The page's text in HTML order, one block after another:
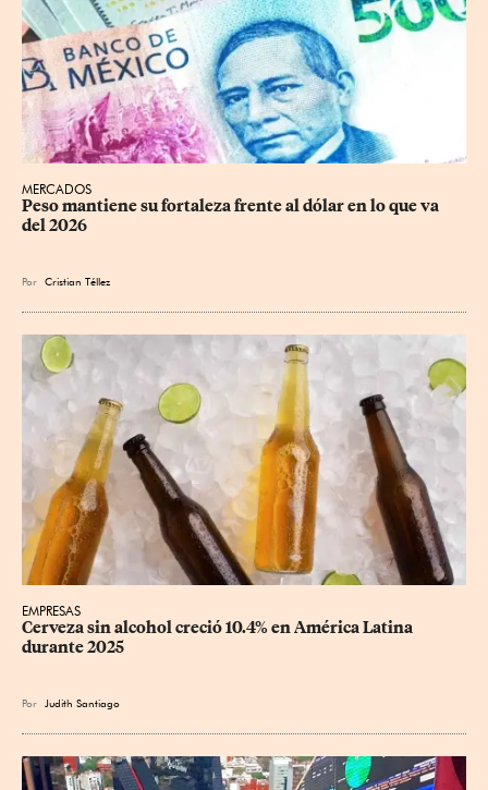
MERCADOS
Peso mantiene su fortaleza frente al dólar en lo que va
del 2026
Por Cristian Téllez
EMPRESAS
Cerveza sin alcohol creció 10.4% en América Latina
durante 2025
Por Judith Santiago